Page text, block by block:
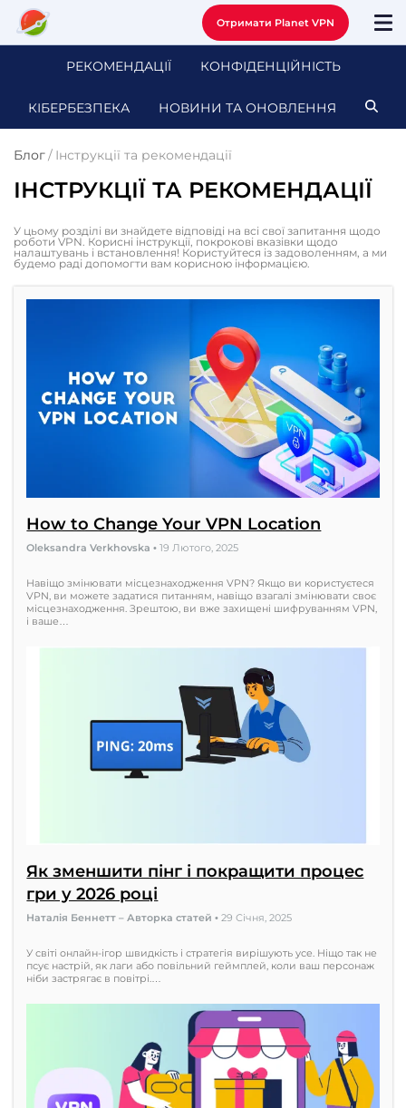
Отримати Planet VPN
РЕКОМЕНДАЦІЇ КОНФІДЕНЦІЙНІСТЬ
КІБЕРБЕЗПЕКА НОВИНИ ТА ОНОВЛЕННЯ
Блог/ Інструкції та рекомендації
ІНСТРУКЦІЇ ТА РЕКОМЕНДАЦІЇ
У цьому розділі ви знайдете відповіді на всі свої запитання щодо
роботи VPN. Корисні інструкції, покрокові вказівки щодо
налаштувань і встановлення! Користуйтеся із задоволенням, а ми
будемо раді допомогти вам корисною інформацією.
How to Change Your VPN Location
Oleksandra Verkhovska•19 Лютого, 2025
Навіщо змінювати місцезнаходження VPN? Якщо ви користуєтеся
VPN, ви можете задатися питанням, навіщо взагалі змінювати своє
місцезнаходження. Зрештою, ви вже захищені шифруванням VPN,
і ваше…
Як зменшити пінг і покращити процес
гри у 2026 році
Наталія Беннетт – Авторка статей•29 Січня, 2025
У світі онлайн-ігор швидкість і стратегія вирішують усе. Ніщо так не
псує настрій, як лаги або повільний геймплей, коли ваш персонаж
ніби застрягає в повітрі.…